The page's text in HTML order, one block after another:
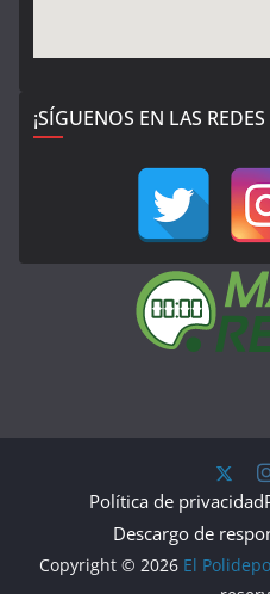
¡SÍGUENOS EN LAS
Política de privacidad
Descargo de
Copyright © 2026 El